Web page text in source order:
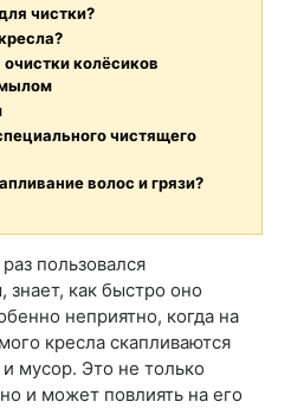
чистки?
колёсиков
чистящего
волос и грязи?
пользовался
как быстро оно
неприятно, когда на
кресла скапливаются
мусор. Это не только
и может повлиять на его